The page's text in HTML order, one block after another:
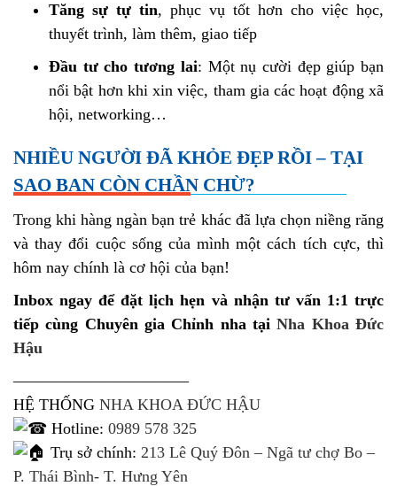
Tăng sự tự tin, phục vụ tốt hơn cho việc học,
thuyết trình, làm thêm, giao tiếp
Đầu tư cho tương lai: Một nụ cười đẹp giúp bạn
nổi bật hơn khi xin việc, tham gia các hoạt động xã
hội, networking…
NHIỀU NGƯỜI ĐÃ KHỎE ĐẸP RỒI – TẠI
SAO BẠN CÒN CHẦN CHỪ?
Trong khi hàng ngàn bạn trẻ khác đã lựa chọn niềng răng
và thay đổi cuộc sống của mình một cách tích cực, thì
hôm nay chính là cơ hội của bạn!
Inbox ngay để đặt lịch hẹn và nhận tư vấn 1:1 trực
tiếp cùng Chuyên gia Chỉnh nha tạiNha Khoa Đức
Hậu
———————————
HỆ THỐNG NHA KHOA ĐỨC HẬU
Hotline: 0989 578 325
Trụ sở chính: 213 Lê Quý Đôn – Ngã tư chợ Bo –
P. Thái Bình- T. Hưng Yên